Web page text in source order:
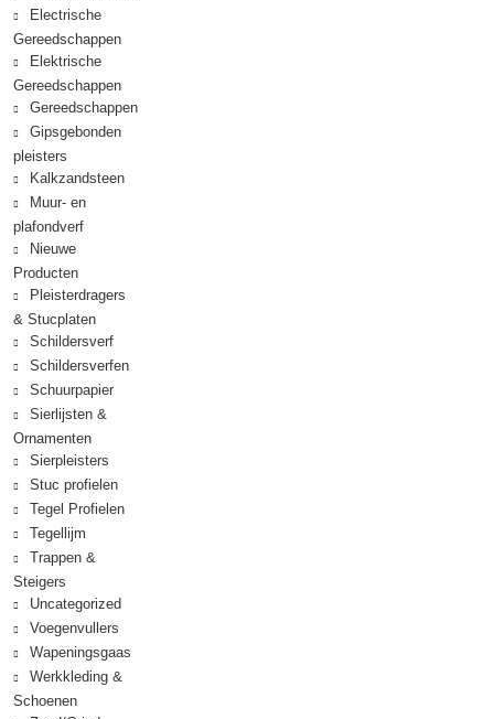
Electrische
Gereedschappen
Elektrische
Gereedschappen
Gereedschappen
Gipsgebonden
pleisters
Kalkzandsteen
Muur- en
plafondverf
Nieuwe
Producten
Pleisterdragers
& Stucplaten
Schildersverf
Schildersverfen
Schuurpapier
Sierlijsten &
Ornamenten
Sierpleisters
Stuc profielen
Tegel Profielen
Tegellijm
Trappen &
Steigers
Uncategorized
Voegenvullers
Wapeningsgaas
Werkkleding &
Schoenen